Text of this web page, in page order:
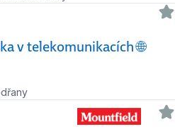
v telekomunikacích 🌐